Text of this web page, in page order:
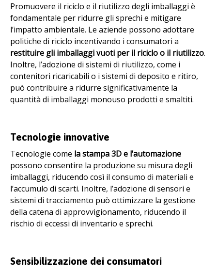
Promuovere il riciclo e il riutilizzo degli imballaggi è
fondamentale per ridurre gli sprechi e mitigare
l’impatto ambientale. Le aziende possono adottare
politiche di riciclo incentivando i consumatori a
restituire gli imballaggi vuoti per il riciclo o il riutilizzo.
Inoltre, l’adozione di sistemi di riutilizzo, come i
contenitori ricaricabili o i sistemi di deposito e ritiro,
può contribuire a ridurre significativamente la
quantità di imballaggi monouso prodotti e smaltiti.
Tecnologie innovative
Tecnologie come la stampa 3D e l’automazione
possono consentire la produzione su misura degli
imballaggi, riducendo così il consumo di materiali e
l’accumulo di scarti. Inoltre, l’adozione di sensori e
sistemi di tracciamento può ottimizzare la gestione
della catena di approvvigionamento, riducendo il
rischio di eccessi di inventario e sprechi.
Sensibilizzazione dei consumatori